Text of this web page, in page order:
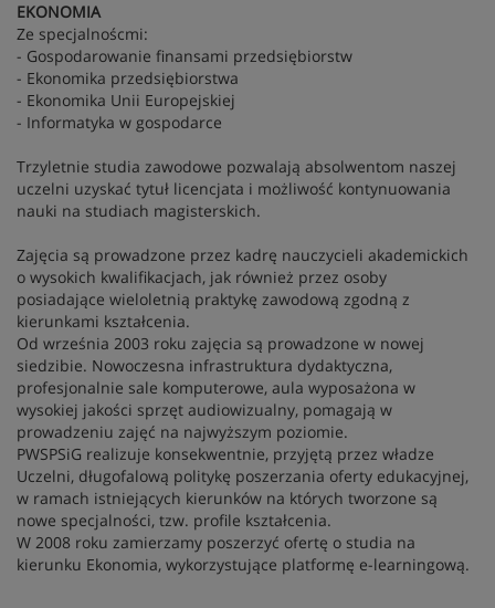
EKONOMIA
Ze specjalnoścmi:
- Gospodarowanie finansami przedsiębiorstw
- Ekonomika przedsiębiorstwa
- Ekonomika Unii Europejskiej
- Informatyka w gospodarce
Trzyletnie studia zawodowe pozwalają absolwentom naszej
uczelni uzyskać tytuł licencjata i możliwość kontynuowania
nauki na studiach magisterskich.
Zajęcia są prowadzone przez kadrę nauczycieli akademickich
o wysokich kwalifikacjach, jak również przez osoby
posiadające wieloletnią praktykę zawodową zgodną z
kierunkami kształcenia.
Od września 2003 roku zajęcia są prowadzone w nowej
siedzibie. Nowoczesna infrastruktura dydaktyczna,
profesjonalnie sale komputerowe, aula wyposażona w
wysokiej jakości sprzęt audiowizualny, pomagają w
prowadzeniu zajęć na najwyższym poziomie.
PWSPSiG realizuje konsekwentnie, przyjętą przez władze
Uczelni, długofalową politykę poszerzania oferty edukacyjnej,
w ramach istniejących kierunków na których tworzone są
nowe specjalności, tzw. profile kształcenia.
W 2008 roku zamierzamy poszerzyć ofertę o studia na
kierunku Ekonomia, wykorzystujące platformę e-learningową.